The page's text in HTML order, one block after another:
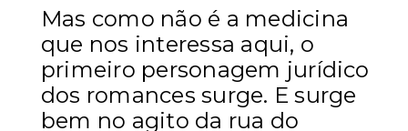
Mas como não é a medicina
que nos interessa aqui, o
primeiro personagem jurídico
dos romances surge. E surge
bem no agito da rua do